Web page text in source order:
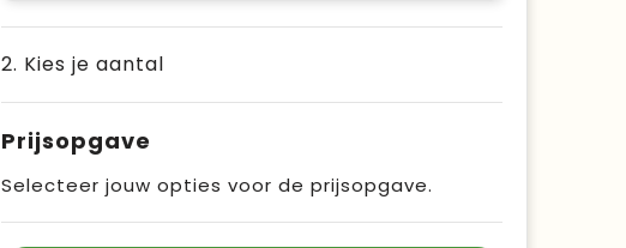
2. Kies je aantal
Prijsopgave
Selecteer jouw opties voor de prijsopgave.